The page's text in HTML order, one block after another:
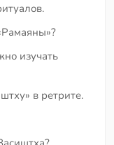
изучать
в ретрите.